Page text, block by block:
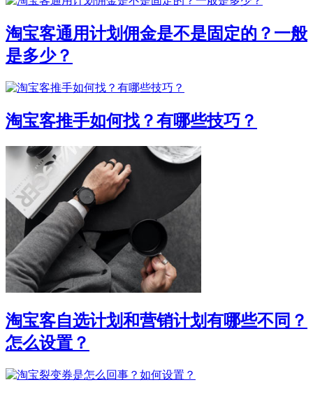
淘宝客通用计划佣金是不是固定的？一般
是多少？
淘宝客推手如何找？有哪些技巧？
淘宝客自选计划和营销计划有哪些不同？
怎么设置？